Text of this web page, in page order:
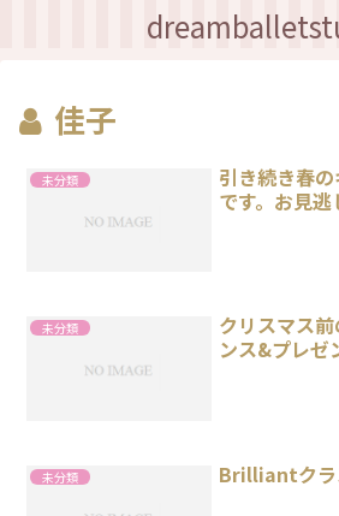
佳子
未分類
引き続き春
です。お見逃
未分類
クリスマス
ンス&プレゼ
未分類 Brilliantク